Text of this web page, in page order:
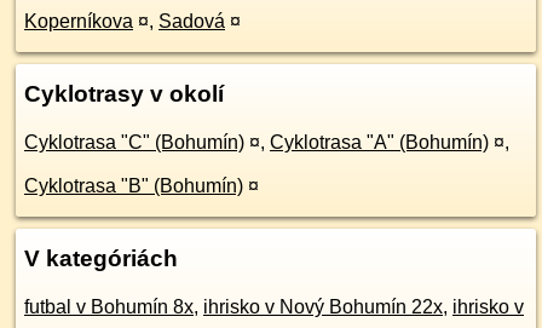
Koperníkova ¤, Sadová ¤
Cyklotrasy v okolí
Cyklotrasa "C" (Bohumín) ¤, Cyklotrasa "A" (Bohumín) ¤,
Cyklotrasa "B" (Bohumín) ¤
V kategóriách
futbal v Bohumín 8x, ihrisko v Nový Bohumín 22x, ihrisko v